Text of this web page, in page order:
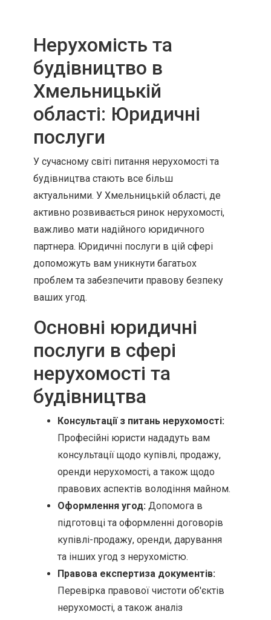
Нерухомість та
будівництво в
Хмельницькій
області: Юридичні
послуги
У сучасному світі питання нерухомості та
будівництва стають все більш
актуальними. У Хмельницькій області, де
активно розвивається ринок нерухомості,
важливо мати надійного юридичного
партнера. Юридичні послуги в цій сфері
допоможуть вам уникнути багатьох
проблем та забезпечити правову безпеку
ваших угод.
Основні юридичні
послуги в сфері
нерухомості та
будівництва
Консультації з питань нерухомості:
Професійні юристи нададуть вам
консультації щодо купівлі, продажу,
оренди нерухомості, а також щодо
правових аспектів володіння майном.
Оформлення угод: Допомога в
підготовці та оформленні договорів
купівлі-продажу, оренди, дарування
та інших угод з нерухомістю.
Правова експертиза документів:
Перевірка правової чистоти об'єктів
нерухомості, а також аналіз